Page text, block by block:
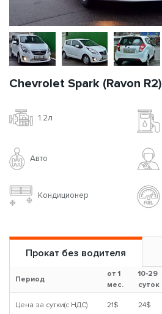
Chevrolet Spark (Ravon R2)
1.2л
Авто
Кондиционер
Прокат без водителя
Период
от 1
мес.
10-29
суток
Цена за сутки(с НДС) 21$ 24$